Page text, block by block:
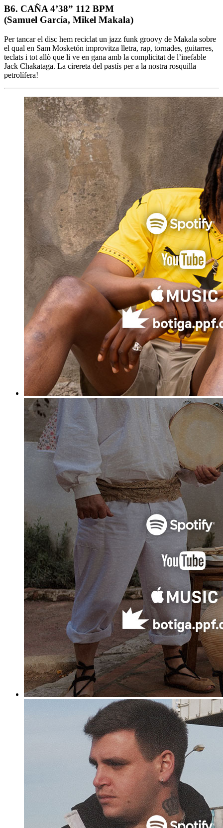
B6. CAÑA 4’38” 112 BPM
(Samuel García, Mikel Makala)
Per tancar el disc hem reciclat un jazz funk groovy de Makala sobre
el qual en Sam Mosketón improvitza lletra, rap, tornades, guitarres,
teclats i tot allò que li ve en gana amb la complicitat de l’inefable
Jack Chakataga. La cirereta del pastís per a la nostra rosquilla
petrolífera!